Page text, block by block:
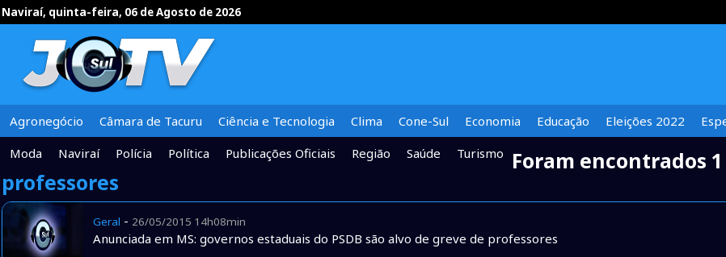
Naviraí, quinta-feira, 06 de Agosto de 2026
Agronegócio Câmara de Tacuru Ciência e Tecnologia Clima Cone-Sul Economia Educação Eleições 2022
Moda
Naviraí Polícia Política Publicações Oficiais Região Saúde Turismo Foram encontrados
professores
Geral - 26/05/2015 14h08min
Anunciada em MS: governos estaduais do PSDB são alvo de greve de professores